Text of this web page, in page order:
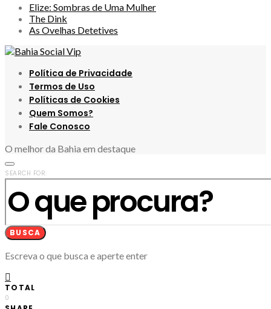
Elize: Sombras de Uma Mulher
The Dink
As Ovelhas Detetives
Política de Privacidade
Termos de Uso
Políticas de Cookies
Quem Somos?
Fale Conosco
O melhor da Bahia em destaque
SEARCH FOR:
BUSCA
Escreva o que busca e aperte enter
TOTAL
0